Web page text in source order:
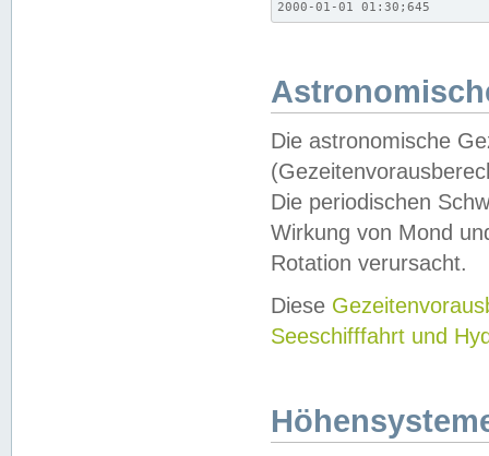
2000-01-01 01:30;645
Die astronomische
Die periodischen
Wirkung von Mond
Rotation verursacht.
Diese
Seeschifffahrt und